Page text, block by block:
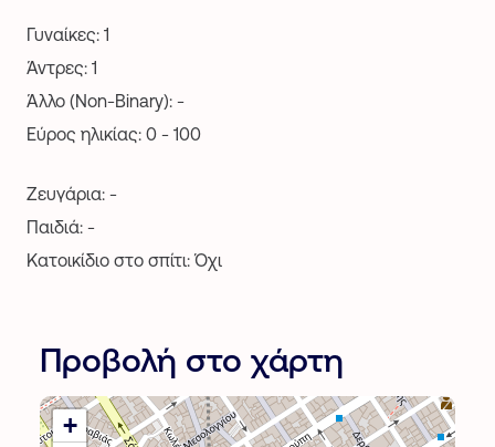
Γυναίκες: 1
Άντρες: 1
Άλλο (Non-Binary): -
Εύρος ηλικίας: 0 - 100
Ζευγάρια: -
Παιδιά: -
Κατοικίδιο στο σπίτι: Όχι
Προβολή στο χάρτη
+